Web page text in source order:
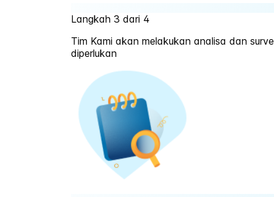
Langkah 3 dari 4
Tim Kami akan melakukan analisa dan
diperlukan